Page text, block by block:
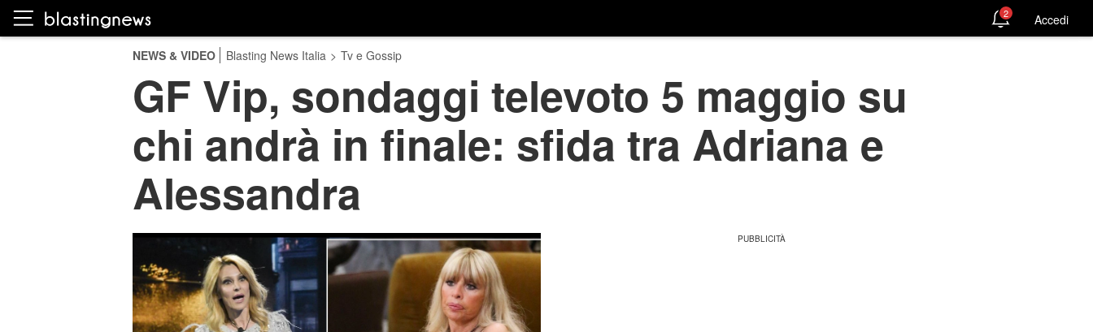
2 Accedi
NEWS & VIDEO Blasting News Italia > Tv e Gossip
GF Vip, sondaggi televoto 5 maggio su
chi andrà in finale: sfida tra Adriana e
Alessandra